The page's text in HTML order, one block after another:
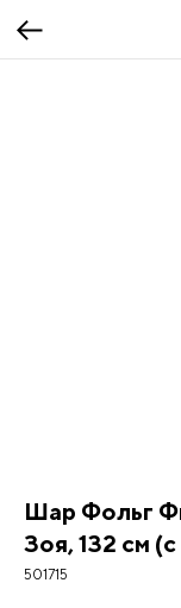
Шар Фольг
Зоя, 132 см
501715